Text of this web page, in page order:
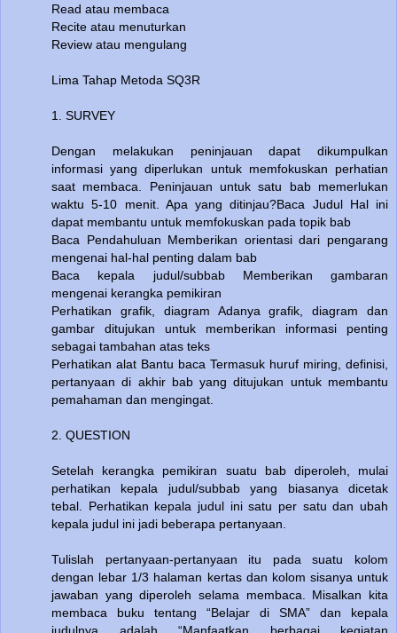
Read atau membaca
Recite atau menuturkan
Review atau mengulang
Lima Tahap Metoda SQ3R
1. SURVEY
Dengan melakukan peninjauan dapat dikumpulkan
informasi yang diperlukan untuk memfokuskan perhatian
saat membaca. Peninjauan untuk satu bab memerlukan
waktu 5-10 menit. Apa yang ditinjau?Baca Judul Hal ini
dapat membantu untuk memfokuskan pada topik bab
Baca Pendahuluan Memberikan orientasi dari pengarang
mengenai hal-hal penting dalam bab
Baca kepala judul/subbab Memberikan gambaran
mengenai kerangka pemikiran
Perhatikan grafik, diagram Adanya grafik, diagram dan
gambar ditujukan untuk memberikan informasi penting
sebagai tambahan atas teks
Perhatikan alat Bantu baca Termasuk huruf miring, definisi,
pertanyaan di akhir bab yang ditujukan untuk membantu
pemahaman dan mengingat.
2. QUESTION
Setelah kerangka pemikiran suatu bab diperoleh, mulai
perhatikan kepala judul/subbab yang biasanya dicetak
tebal. Perhatikan kepala judul ini satu per satu dan ubah
kepala judul ini jadi beberapa pertanyaan.
Tulislah pertanyaan-pertanyaan itu pada suatu kolom
dengan lebar 1/3 halaman kertas dan kolom sisanya untuk
jawaban yang diperoleh selama membaca. Misalkan kita
membaca buku tentang “Belajar di SMA” dan kepala